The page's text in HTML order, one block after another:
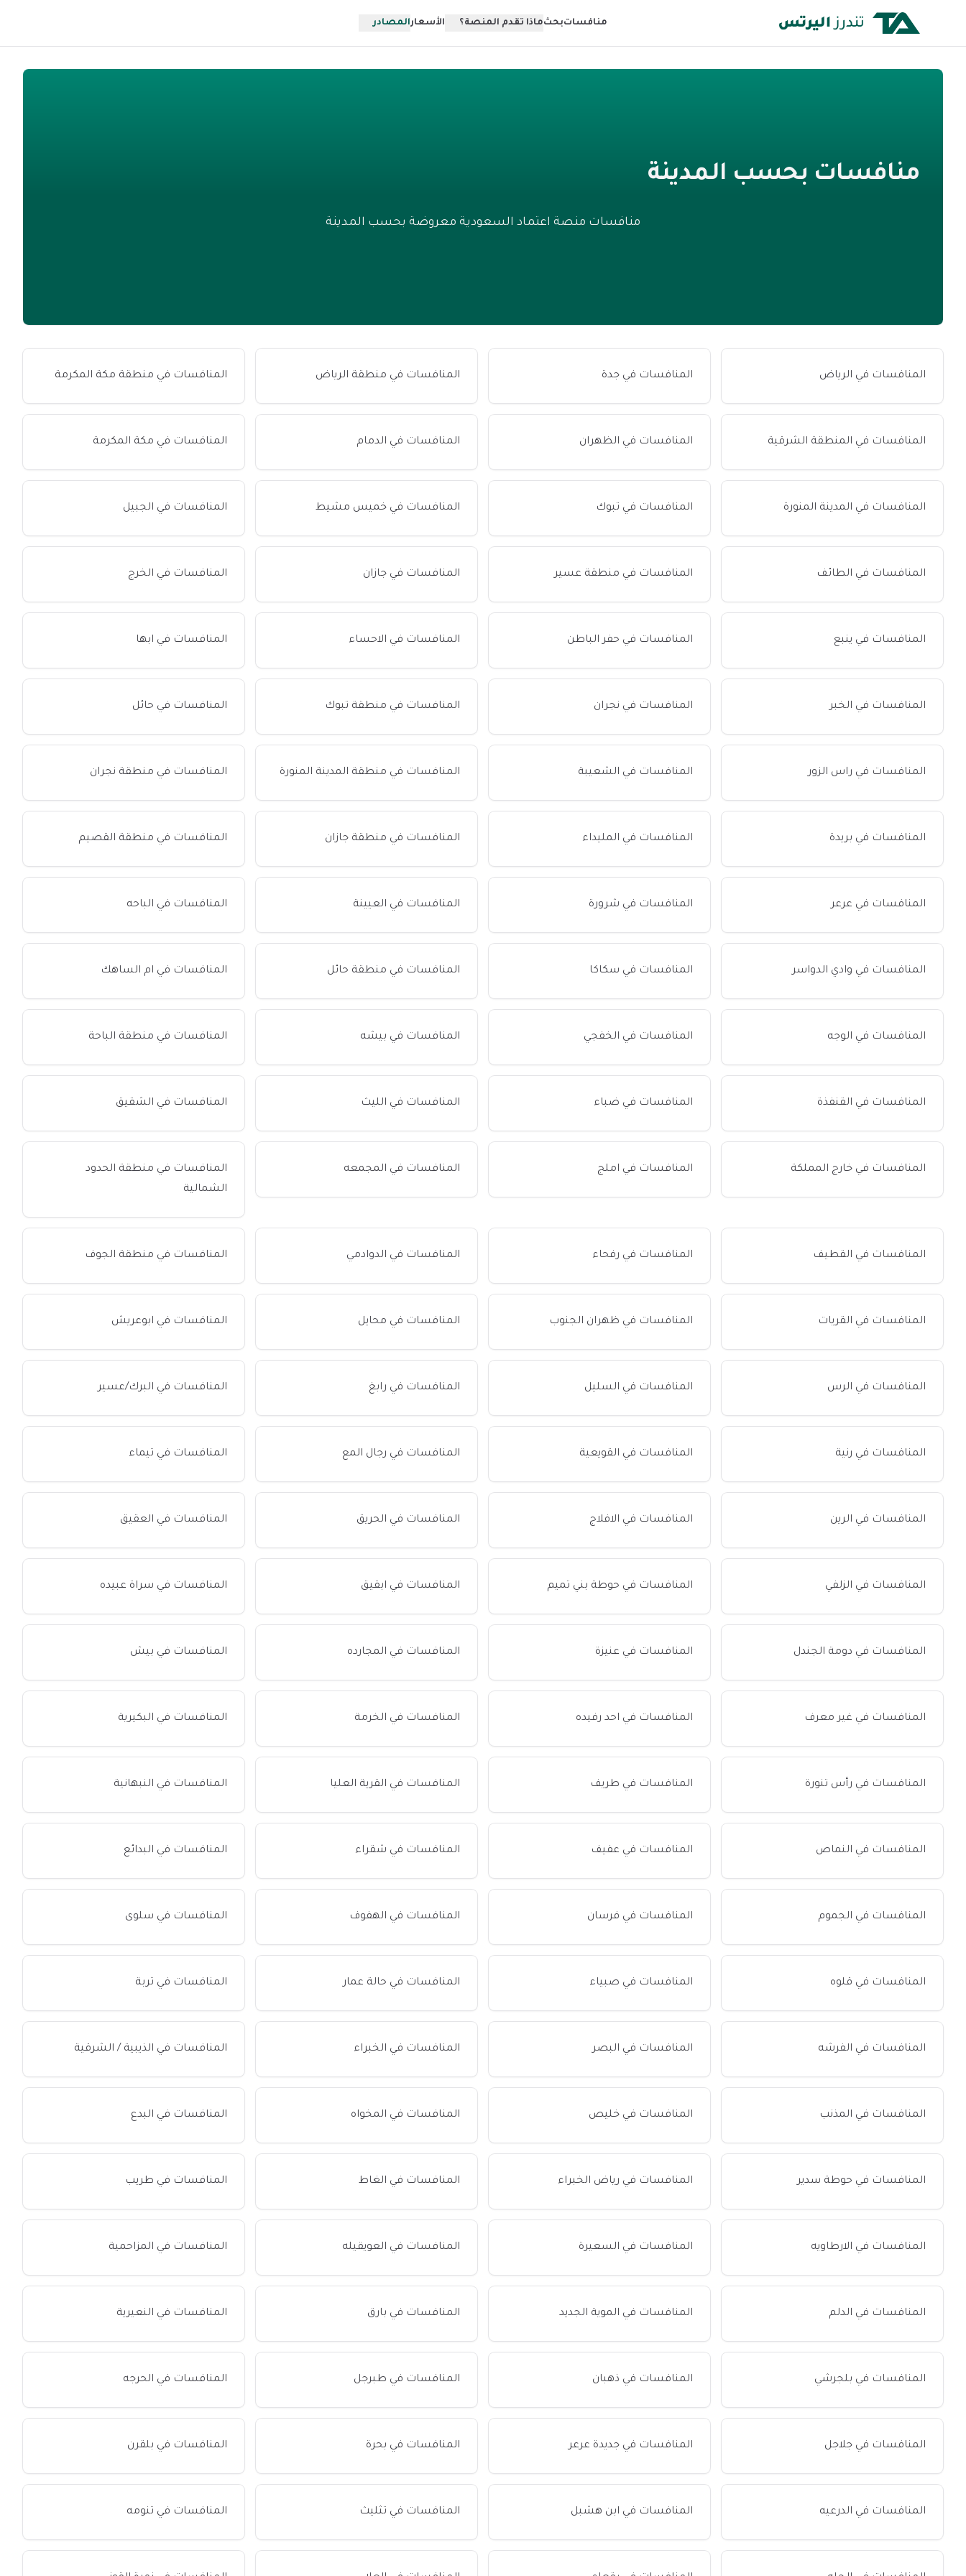
منافساتبحثماذا تقدم المنصة؟ الأسعارالمصادر
منافسات بحسب المدينة
منافسات منصة اعتماد السعودية معروضة بحسب المدينة
المنافسات في الرياض المنافسات في جدة المنافسات في منطقة الرياض المنافسات في منطقة مكة المكرمة
المنافسات في المنطقة الشرقية المنافسات في الظهران المنافسات في الدمام المنافسات في مكة المكرمة
المنافسات في المدينة المنورة المنافسات في تبوك المنافسات في خميس مشيط المنافسات في الجبيل
المنافسات في الطائف المنافسات في منطقة عسير المنافسات في جازان المنافسات في الخرج
المنافسات في ينبع المنافسات في حفر الباطن المنافسات في الاحساء المنافسات في ابها
المنافسات في الخبر المنافسات في نجران المنافسات في منطقة تبوك المنافسات في حائل
المنافسات في راس الزور المنافسات في الشعيبة المنافسات في منطقة المدينة المنورة المنافسات في منطقة نجران
المنافسات في بريدة المنافسات في المليداء المنافسات في منطقة جازان المنافسات في منطقة القصيم
المنافسات في عرعر المنافسات في شرورة المنافسات في العيينة المنافسات في الباحه
المنافسات في وادي الدواسر المنافسات في سكاكا المنافسات في منطقة حائل المنافسات في ام الساهك
المنافسات في الوجه المنافسات في الخفجي المنافسات في بيشه المنافسات في منطقة الباحة
المنافسات في القنفذة المنافسات في ضباء المنافسات في الليث المنافسات في الشقيق
المنافسات في خارج المملكة المنافسات في املج المنافسات في المجمعه
المنافسات في منطقة الحدود
الشمالية
المنافسات في القطيف المنافسات في رفحاء المنافسات في الدوادمي المنافسات في منطقة الجوف
المنافسات في القريات المنافسات في ظهران الجنوب المنافسات في محايل المنافسات في ابوعريش
المنافسات في الرس المنافسات في السليل المنافسات في رابغ المنافسات في البرك/عسير
المنافسات في رنية المنافسات في القويعية المنافسات في رجال المع المنافسات في تيماء
المنافسات في الرين المنافسات في الافلاج المنافسات في الحريق المنافسات في العقيق
المنافسات في الزلفي المنافسات في حوطة بني تميم المنافسات في ابقيق المنافسات في سراة عبيده
المنافسات في دومة الجندل المنافسات في عنيزة المنافسات في المجارده المنافسات في بيش
المنافسات في غير معرف المنافسات في احد رفيده المنافسات في الخرمة المنافسات في البكيرية
المنافسات في رأس تنورة المنافسات في طريف المنافسات في القرية العليا المنافسات في النبهانية
المنافسات في النماص المنافسات في عفيف المنافسات في شقراء المنافسات في البدائع
المنافسات في الجموم المنافسات في فرسان المنافسات في الهفوف المنافسات في سلوى
المنافسات في قلوه المنافسات في صبياء المنافسات في حالة عمار المنافسات في تربة
المنافسات في الفرشه المنافسات في البصر المنافسات في الخبراء المنافسات في الذيبية / الشرقية
المنافسات في المذنب المنافسات في خليص المنافسات في المخواه المنافسات في البدع
المنافسات في حوطة سدير المنافسات في رياض الخبراء المنافسات في الغاط المنافسات في طريب
المنافسات في الارطاويه المنافسات في السعيرة المنافسات في العويقيله المنافسات في المزاحمية
المنافسات في الدلم المنافسات في الموية الجديد المنافسات في بارق المنافسات في النعيرية
المنافسات في بلجرشي المنافسات في ذهبان المنافسات في طبرجل المنافسات في الحرجه
المنافسات في جلاجل المنافسات في جديدة عرعر المنافسات في بحرة المنافسات في بلقرن
المنافسات في الدرعيه المنافسات في ابن هشبل المنافسات في تثليث المنافسات في تنومه